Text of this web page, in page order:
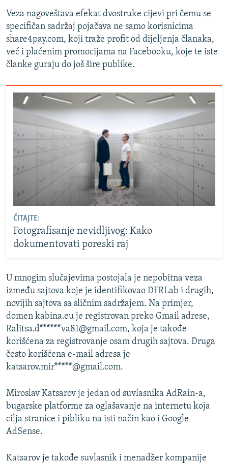
Veza nagoveštava efekat dvostruke cijevi pri čemu se
specifičan sadržaj pojačava ne samo korisnicima
share4pay.com, koji traže profit od dijeljenja članaka,
već i plaćenim promocijama na Facebooku, koje te iste
članke guraju do još šire publike.
ČITAJTE:
Fotografisanje nevidljivog: Kako
dokumentovati poreski raj
U mnogim slučajevima postojala je nepobitna veza
između sajtova koje je identifikovao DFRLab i drugih,
novijih sajtova sa sličnim sadržajem. Na primjer,
domen kabina.eu je registrovan preko Gmail adrese,
Ralitsa.d******va81@gmail.com, koja je takođe
korišćena za registrovanje osam drugih sajtova. Druga
često korišćena e-mail adresa je
katsarov.mir*****@gmail.com.
Miroslav Katsarov je jedan od suvlasnika AdRain-a,
bugarske platforme za oglašavanje na internetu koja
cilja stranice i pibliku na isti način kao i Google
AdSense.
Katsarov je takođe suvlasnik i menadžer kompanije